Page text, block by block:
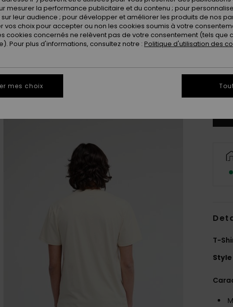
T-
Style
mesurer la performance publicitaire et du contenu ; pour
leur audience ; pour développer et améliorer les produits de nos
vos choix pour accepter ou non les cookies soumis à votre
cookies concernés ne relèvent pas de votre consentement (tels que
Pour plus d'informations, consultez notre : Politique d'utilisation des
mes choix